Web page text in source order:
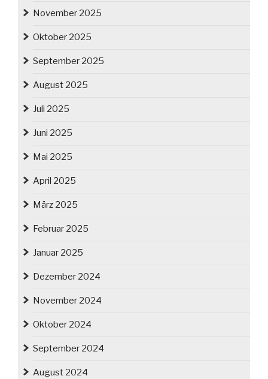
November 2025
Oktober 2025
September 2025
August 2025
Juli 2025
Juni 2025
Mai 2025
April 2025
März 2025
Februar 2025
Januar 2025
Dezember 2024
November 2024
Oktober 2024
September 2024
August 2024